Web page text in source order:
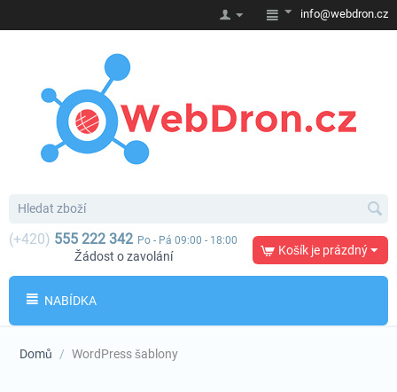
info@webdron.cz
(+420) 555 222 342 Po - Pá 09:00 - 18:00
Žádost o zavolání Košík je prázdný
NABÍDKA
Domů / WordPress šablony